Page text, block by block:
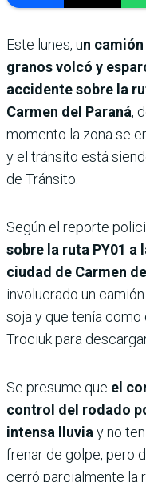
Este lunes, un
granos volcó y
accidente sobre la
Carmen del Paraná,
momento la zona se
y el tránsito está
de Tránsito.
Según el reporte
sobre la ruta PY01 a
ciudad de Carmen
involucrado un
soja y que tenía
Trociuk para
Se presume que el
control del rodado
intensa lluvia y no
frenar de golpe, pero
cerró parcialmente la